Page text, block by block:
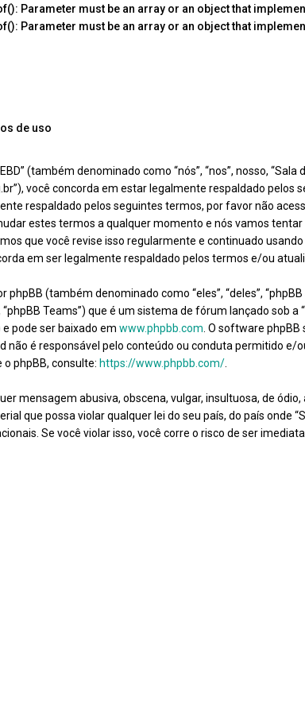
Parameter must be an array or an object that
Parameter must be an array or an object that
de uso
(também denominado como “nós”, “nos”, nosso, “Sala
você concorda em estar legalmente respaldado pelos
respaldado pelos seguintes termos, por favor não
estes termos a qualquer momento e nós vamos
que você revise isso regularmente e continuado usando
em ser legalmente respaldado pelos termos e/ou
phpBB (também denominado como “eles”, “deles”,
“phpBB Teams”) que é um sistema de fórum lançado sob a “
e pode ser baixado em www.phpbb.com . O software
não é responsável pelo conteúdo ou conduta permitido e/
phpBB, consulte: https://www.phpbb.com/
mensagem abusiva, obscena, vulgar, insultuosa, de ódio,
que possa violar qualquer lei do seu país, do país onde
Se você violar isso, você corre o risco de ser
editar, mover ou trancar qualquer tópico a qualquer